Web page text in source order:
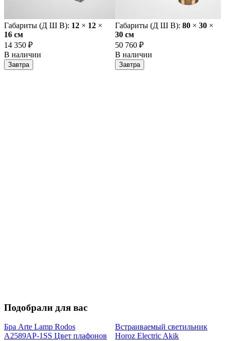
Габариты (Д Ш В): 12 × 12 ×
16 cм
14 350 ₽
В наличии
Завтра
Габариты (Д Ш В): 80 × 30 ×
30 cм
50 760 ₽
В наличии
Завтра
Подобрали для вас
Бра Arte Lamp Rodos
A2589AP-1SS Цвет плафонов
Встраиваемый светильник
Horoz Electric Akik